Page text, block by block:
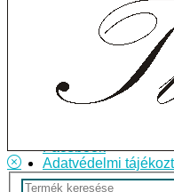
Telefon
Szállítás
Facebook
Adatvédelmi